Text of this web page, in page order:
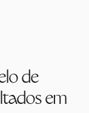
de
em